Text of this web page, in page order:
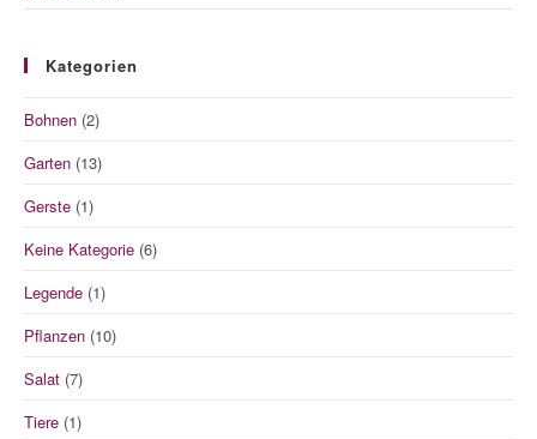
Kategorien
Bohnen (2)
Garten (13)
Gerste (1)
Keine Kategorie (6)
Legende (1)
Pflanzen (10)
Salat (7)
Tiere (1)